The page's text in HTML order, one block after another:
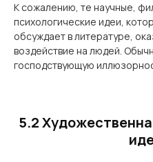
К сожалению, те научные,
психологические идеи,
обсуждает в литературе,
воздействие на лю­дей.
господствующую
5.2